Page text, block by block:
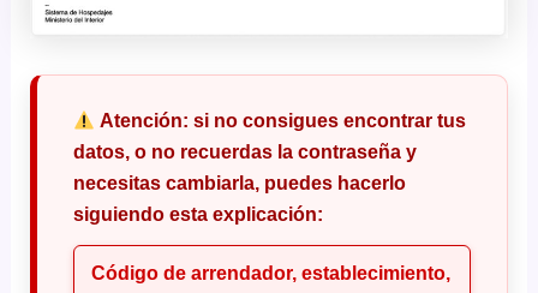
Atención: si no consigues encontrar tus
datos, o no recuerdas la contraseña y
necesitas cambiarla, puedes hacerlo
siguiendo esta explicación:
Código de arrendador, establecimiento,